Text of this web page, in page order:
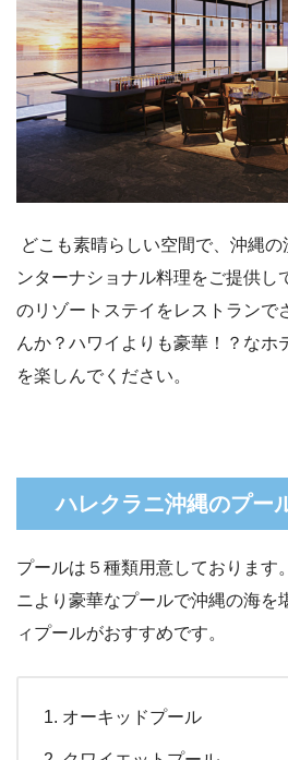
どこも素晴らしい空間で、沖縄
ンターナショナル料理をご提供し
のリゾートステイをレストランで
んか？ハワイよりも豪華！？なホ
を楽しんでください。
ハレクラニ沖縄のプー
プールは５種類用意しております
ニより豪華なプールで沖縄の海を
ィプールがおすすめです。
オーキッドプール